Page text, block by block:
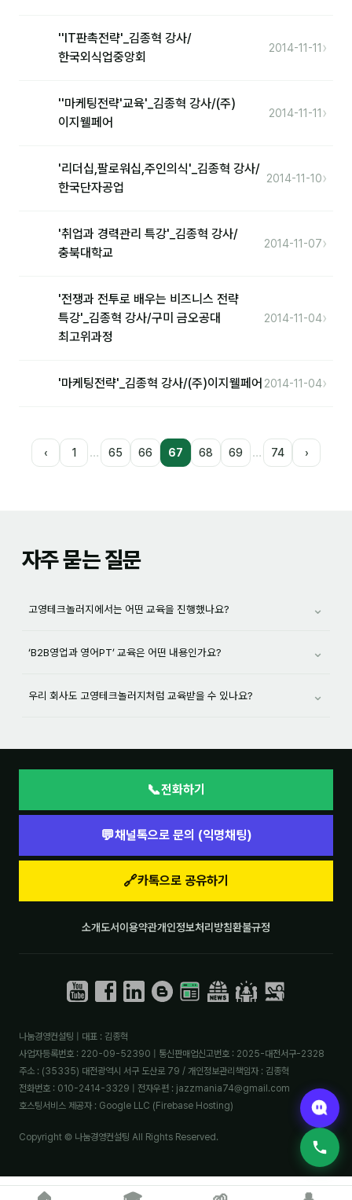
공지사항
''IT판촉전략'_김종혁 강사/
한국외식업중앙회
2014-11-11 ›
''마케팅전략'교육'_김종혁 강사/(주)
이지웰페어
2014-11-11 ›
'리더십,팔로워십,주인의식'_김종혁 강사/
한국단자공업
2014-11-10›
'취업과 경력관리 특강'_김종혁 강사/
충북대학교
2014-11-07›
'전쟁과 전투로 배우는 비즈니스 전략
특강'_김종혁 강사/구미 금오공대
최고위과정
2014-11-04›
'마케팅전략'_김종혁 강사/(주)이지웰페어 2014-11-04›
‹ 1 … 65 66 67 68 69 … 74 ›
자주 묻는 질문
고영테크놀러지에서는 어떤 교육을 진행했나요? ⌄
‘B2B영업과 영어PT’ 교육은 어떤 내용인가요? ⌄
우리 회사도 고영테크놀러지처럼 교육받을 수 있나요? ⌄
📞전화하기
💬채널톡으로 문의 (익명채팅)
🔗카톡으로 공유하기
소개도서이용약관개인정보처리방침환불규정
나눔경영컨설팅 | 대표 : 김종혁
사업자등록번호 : 220-09-52390 | 통신판매업신고번호 : 2025-대전서구-2328
주소 : (35335) 대전광역시 서구 도산로 79 / 개인정보관리책임자 : 김종혁
전화번호 : 010-2414-3329 | 전자우편 : jazzmania74@gmail.com
호스팅서비스 제공자 : Google LLC (Firebase Hosting)
Copyright © 나눔경영컨설팅 All Rights Reserved.